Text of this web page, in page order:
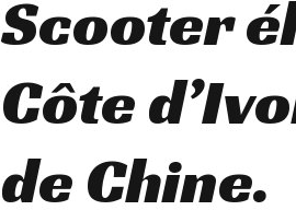
Scooter
Côte
de Chine.